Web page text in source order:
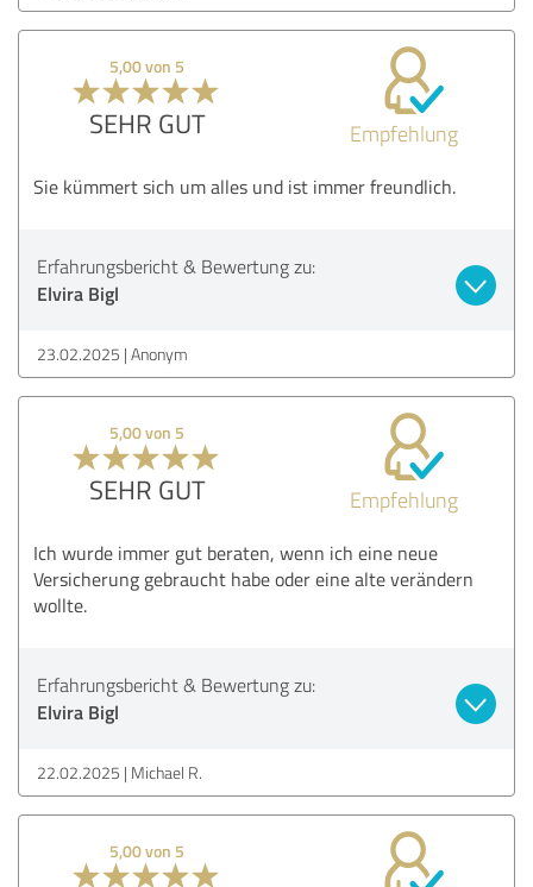
5,00 von 5
SEHR GUT Empfehlung
Sie kümmert sich um alles und ist immer freundlich.
Erfahrungsbericht & Bewertung zu:
Elvira Bigl
23.02.2025 Anonym
5,00 von 5
SEHR GUT Empfehlung
Ich wurde immer gut beraten, wenn ich eine neue
Versicherung gebraucht habe oder eine alte verändern
wollte.
Erfahrungsbericht & Bewertung zu:
Elvira Bigl
22.02.2025 Michael R.
5,00 von 5